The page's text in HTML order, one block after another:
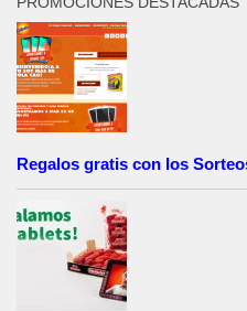
Regalos gratis con los